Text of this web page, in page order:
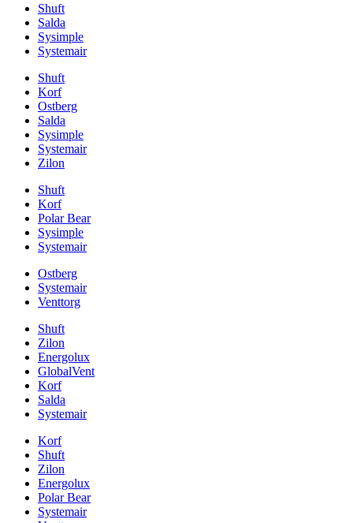
Shuft
Salda
Sysimple
Systemair
Shuft
Korf
Ostberg
Salda
Sysimple
Systemair
Zilon
Shuft
Korf
Polar Bear
Sysimple
Systemair
Ostberg
Systemair
Venttorg
Shuft
Zilon
Energolux
GlobalVent
Korf
Salda
Systemair
Korf
Shuft
Zilon
Energolux
Polar Bear
Systemair